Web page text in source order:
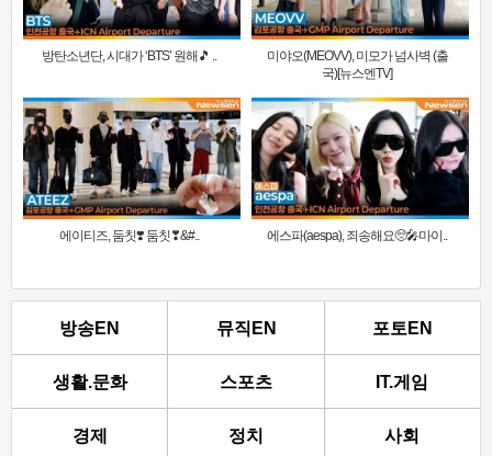
방탄소년단, 시대가 ‘BTS’ 원해🎵 ..
미야오(MEOVV), 미모가 넘사벽 (출
국)[뉴스엔TV]
에이티즈, 둠칫❣️ 둠칫❣&#.. 에스파(aespa), 죄송해요🥺🎤마이..
방송EN 뮤직EN 포토EN
생활.문화 스포츠 IT.게임
경제 정치 사회